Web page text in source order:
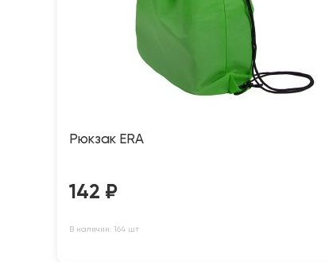
Рюкзак ERA
142 ₽
В наличии: 164 шт